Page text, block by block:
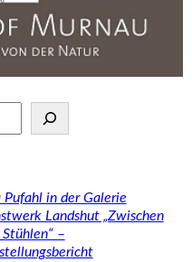
Pufahl in der Galerie
Landshut „Zwischen
–